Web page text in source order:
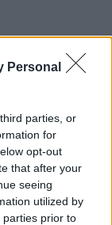
Personal
parties, or
for
opt-out
that after your
seeing
utilized by
parties prior to